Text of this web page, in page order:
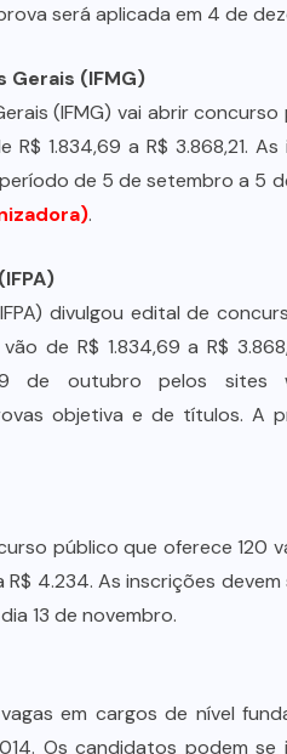
será aplicada em 4 de
Gerais (IFMG)
(IFMG) vai abrir concurso
1.834,69 a R$ 3.868,21.
de 5 de setembro a 5
.
divulgou edital de
de R$ 1.834,69 a R$
outubro pelos sites
objetiva e de títulos. A
público que oferece 120
4.234. As inscrições
13 de novembro.
em cargos de nível
Os candidatos podem se
7 DE AGOSTO DE